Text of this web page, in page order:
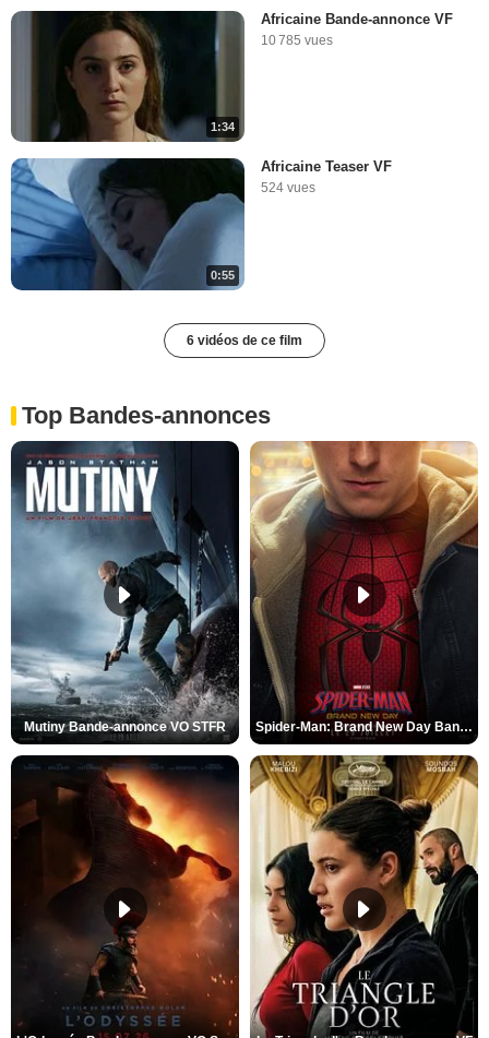
1:34
Africaine Bande-annonce VF
10 785 vues
0:55
Africaine Teaser VF
524 vues
6 vidéos de ce film
Top Bandes-annonces
Mutiny Bande-annonce VO STFR Spider-Man: Brand New Day Bande-annonce VO STFR